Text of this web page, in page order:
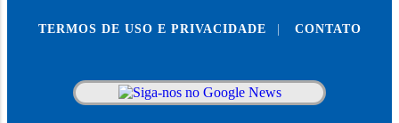
TERMOS DE USO E PRIVACIDADE CONTATO